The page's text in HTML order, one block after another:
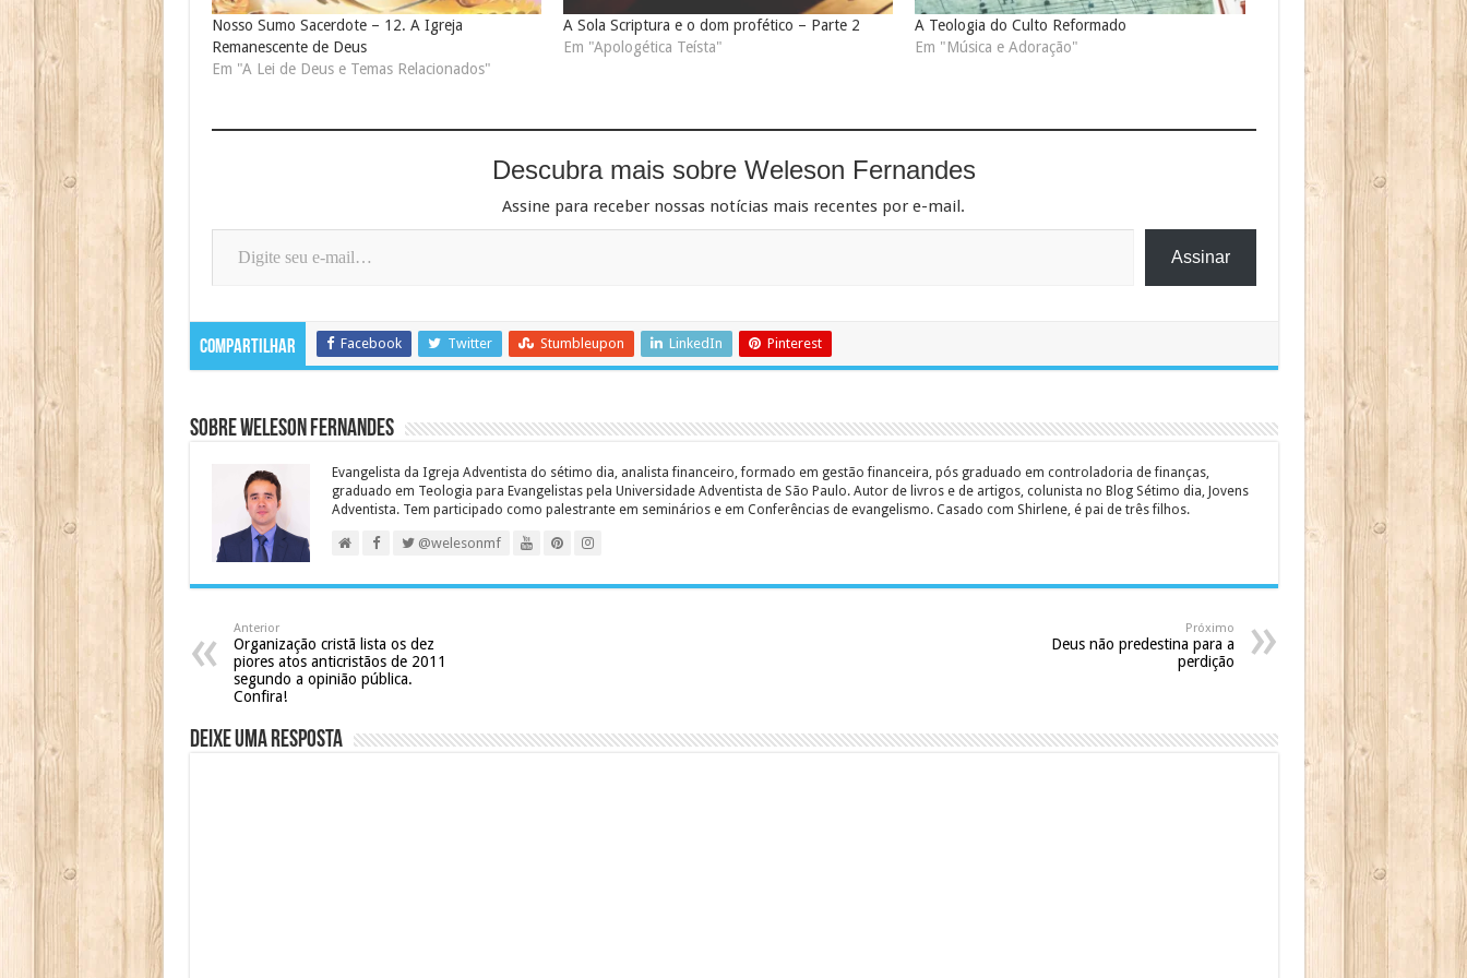
Nosso Sumo Sacerdote – 12. A Igreja
Remanescente de Deus
Em "A Lei de Deus e Temas Relacionados"
A Sola Scriptura e o dom profético – Parte 2
Em "Apologética Teísta"
A Teologia do Culto Reformado
Em "Música e Adoração"
Descubra mais sobre Weleson Fernandes
Assine para receber nossas notícias mais recentes por e-mail.
Digite seu e-mail…
Assinar
Compartilhar Facebook Twitter Stumbleupon LinkedIn Pinterest
Sobre Weleson Fernandes
Evangelista da Igreja Adventista do sétimo dia, analista financeiro, formado em gestão financeira, pós graduado em controladoria de finanças,
graduado em Teologia para Evangelistas pela Universidade Adventista de São Paulo. Autor de livros e de artigos, colunista no Blog Sétimo dia, Jovens
Adventista. Tem participado como palestrante em seminários e em Conferências de evangelismo. Casado com Shirlene, é pai de três filhos.
@welesonmf
Anterior
Organização cristã lista os dez
piores atos anticristãos de 2011
segundo a opinião pública.
Confira!
Próximo
Deus não predestina para a
perdição
Deixe uma resposta